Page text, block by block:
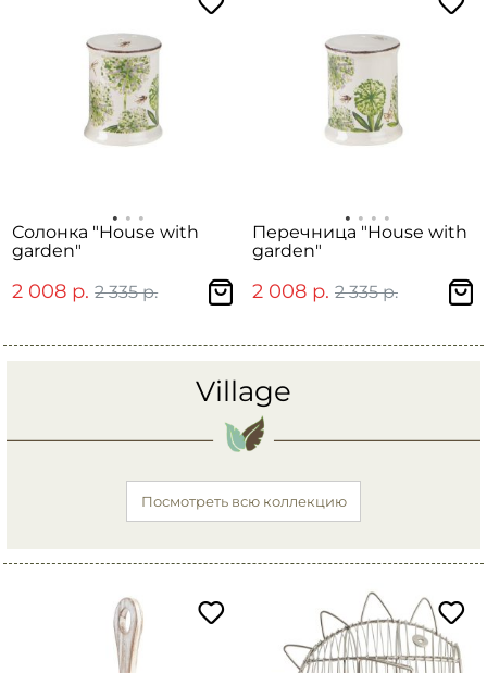
Солонка "House with
garden"
2 008 р. 2 335 р.
Перечница "House with
garden"
2 008 р. 2 335 р.
Village
Посмотреть всю коллекцию